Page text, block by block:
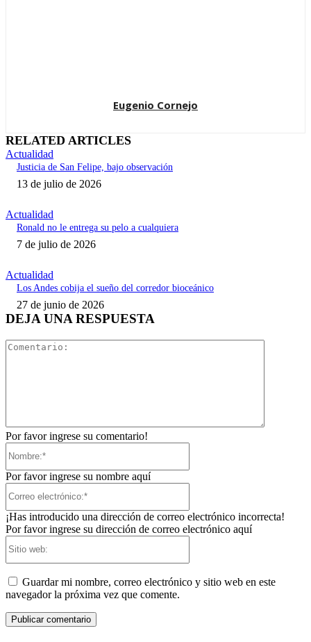
Eugenio Cornejo
RELATED ARTICLES
Actualidad
Justicia de San Felipe, bajo observación
13 de julio de 2026
Actualidad
Ronald no le entrega su pelo a cualquiera
7 de julio de 2026
Actualidad
Los Andes cobija el sueño del corredor bioceánico
27 de junio de 2026
DEJA UNA RESPUESTA
Por favor ingrese su comentario!
Por favor ingrese su nombre aquí
¡Has introducido una dirección de correo electrónico incorrecta!
Por favor ingrese su dirección de correo electrónico aquí
Guardar mi nombre, correo electrónico y sitio web en este
navegador la próxima vez que comente.